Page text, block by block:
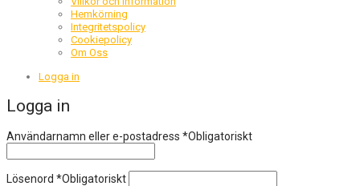
Hemkörning
Integritetspolicy
Cookiepolicy
Om Oss
Logga in
Logga in
Användarnamn eller e-postadress *Obligatoriskt
Lösenord *Obligatoriskt